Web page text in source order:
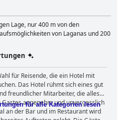
Lage, nur 400 m von den
von Laganas und 200
für Reisende, die ein Hotel mit
Das Hotel rühmt sich eines gut
freundlicher Mitarbeiter, die alles
angenehm und unvergesslich
an der Bar und im Restaurant wird
für alle Kategorien lesen